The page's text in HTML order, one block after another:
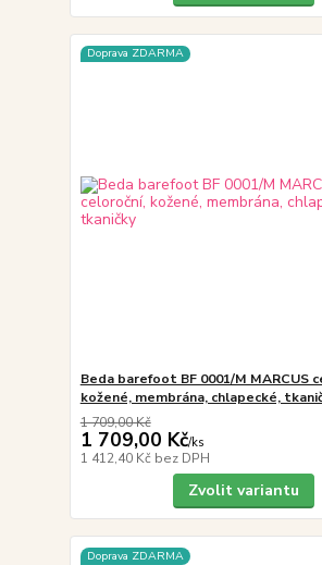
Doprava ZDARMA
Beda barefoot BF 0001/M MARCUS
kožené, membrána, chlapecké,
1 709,00 Kč
1 709,00 Kč/ks
1 412,40 Kč bez DPH
Zvolit variantu
Doprava ZDARMA